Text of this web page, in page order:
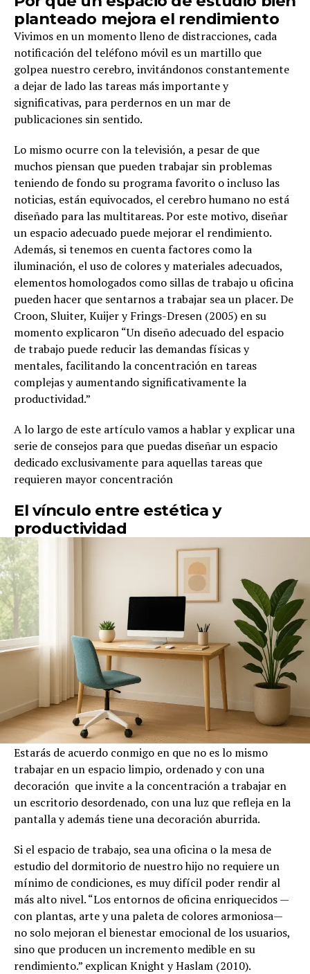
planteado mejora el rendimiento
Vivimos en un momento lleno de distracciones, cada
notificación del teléfono móvil es un martillo que
golpea nuestro cerebro, invitándonos constantemente
a dejar de lado las tareas más importante y
significativas, para perdernos en un mar de
publicaciones sin sentido.
Lo mismo ocurre con la televisión, a pesar de que
muchos piensan que pueden trabajar sin problemas
teniendo de fondo su programa favorito o incluso las
noticias, están equivocados, el cerebro humano no está
diseñado para las multitareas. Por este motivo, diseñar
un espacio adecuado puede mejorar el rendimiento.
Además, si tenemos en cuenta factores como la
iluminación, el uso de colores y materiales adecuados,
elementos homologados como sillas de trabajo u oficina
pueden hacer que sentarnos a trabajar sea un placer. De
Croon, Sluiter, Kuijer y Frings-Dresen (2005) en su
momento explicaron “Un diseño adecuado del espacio
de trabajo puede reducir las demandas físicas y
mentales, facilitando la concentración en tareas
complejas y aumentando significativamente la
productividad.”
A lo largo de este artículo vamos a hablar y explicar una
serie de consejos para que puedas diseñar un espacio
dedicado exclusivamente para aquellas tareas que
requieren mayor concentración
El vínculo entre estética y
productividad
Estarás de acuerdo conmigo en que no es lo mismo
trabajar en un espacio limpio, ordenado y con una
decoración que invite a la concentración a trabajar en
un escritorio desordenado, con una luz que refleja en la
pantalla y además tiene una decoración aburrida.
Si el espacio de trabajo, sea una oficina o la mesa de
estudio del dormitorio de nuestro hijo no requiere un
mínimo de condiciones, es muy difícil poder rendir al
más alto nivel. “Los entornos de oficina enriquecidos —
con plantas, arte y una paleta de colores armoniosa—
no solo mejoran el bienestar emocional de los usuarios,
sino que producen un incremento medible en su
rendimiento.” explican Knight y Haslam (2010).